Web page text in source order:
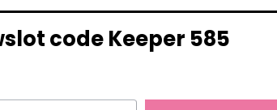
code Keeper 585